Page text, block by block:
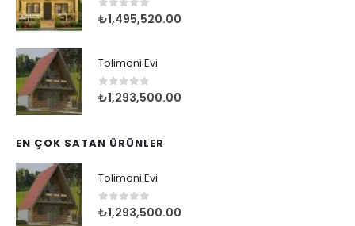
0 5 üzerinden
₺1,495,520.00
Tolimoni Evi
0 5 üzerinden
₺1,293,500.00
EN ÇOK SATAN ÜRÜNLER
Tolimoni Evi
0 5 üzerinden
₺1,293,500.00